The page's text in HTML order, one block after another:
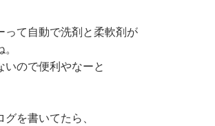
って自動で洗剤と柔軟剤が
いので便利やなーと
を書いてたら、